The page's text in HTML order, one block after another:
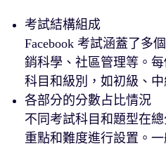
考試結構組成
Facebook 考試涵蓋了多
銷科學、社區管理等。
科目和級別，如初級、中
各部分的分數占比情況
不同考試科目和題型在
重點和難度進行設置。